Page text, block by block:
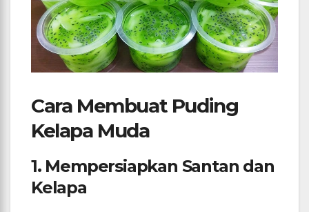
Cara Membuat Puding
Kelapa Muda
1. Mempersiapkan Santan dan
Kelapa